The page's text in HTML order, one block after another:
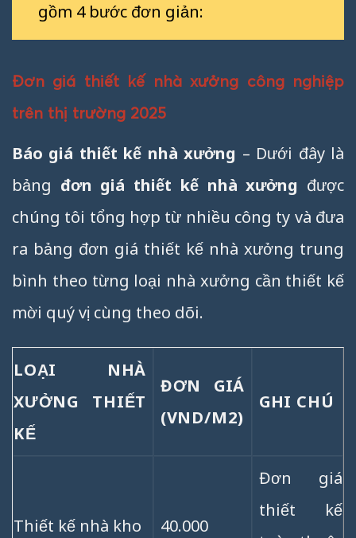
gồm 4 bước đơn giản:
Đơn giá thiết kế nhà xưởng công nghiệp
trên thị trường 2025
Báo giá thiết kế nhà xưởng – Dưới đây là
bảng đơn giá thiết kế nhà xưởng được
chúng tôi tổng hợp từ nhiều công ty và đưa
ra bảng đơn giá thiết kế nhà xưởng trung
bình theo từng loại nhà xưởng cần thiết kế
mời quý vị cùng theo dõi.
LOẠI NHÀ
XƯỞNG THIẾT
KẾ
ĐƠN GIÁ
(VND/M2)
GHI CHÚ
Thiết kế nhà kho 40.000
Đơn giá
thiết kế